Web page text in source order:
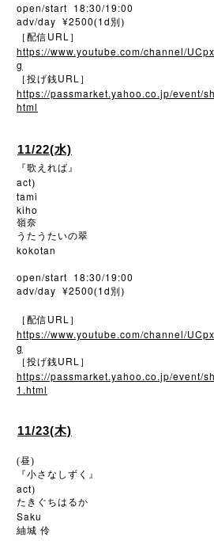
open/start 18:30/19:00
adv/day ¥2500(1d 別)
［配信 URL ］
https://www.youtube.com/channel/
g
［投げ銭URL ］
https://passmarket.yahoo.co.jp/event/
html
11/22(水)
『歌えれば』
act)
tami
kiho
嶺奈
うたうたいの翠
kokotan
open/start 18:30/19:00
adv/day ¥2500(1d 別)
［配信 URL ］
https://www.youtube.com/channel/
g
［投げ銭URL ］
https://passmarket.yahoo.co.jp/event/
1.html
11/23(木)
(昼)
『小さなしずく』
act)
たきぐちはるか
Saku
紬城 伶